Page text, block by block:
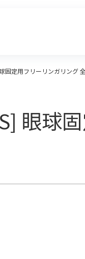
固定用フリーリンガリング
眼球